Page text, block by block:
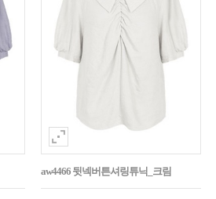
aw4466 뒷넥버튼셔링튜닉_크림